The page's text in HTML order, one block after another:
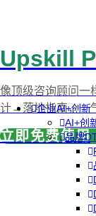
企业AI+创新
AI+创
品牌
Upskill
像顶级咨询顾问
计→落地指南，一
立即免费使用